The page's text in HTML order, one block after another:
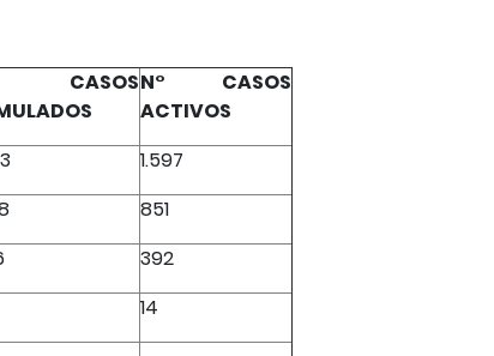
CASOSN° CASOS
ACTIVOS
1.597
851
392
14